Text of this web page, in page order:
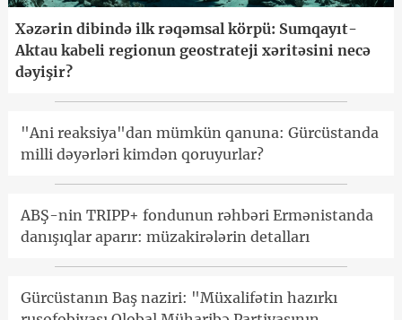
Xəzərin dibində ilk rəqəmsal körpü: Sumqayıt-
Aktau kabeli regionun geostrateji xəritəsini necə
dəyişir?
"Ani reaksiya"dan mümkün qanuna: Gürcüstanda
milli dəyərləri kimdən qoruyurlar?
ABŞ-nin TRIPP+ fondunun rəhbəri Ermənistanda
danışıqlar aparır: müzakirələrin detalları
Gürcüstanın Baş naziri: "Müxalifətin hazırkı